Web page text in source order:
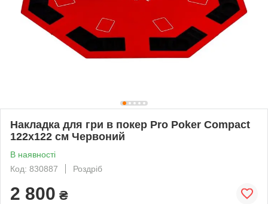
Накладка для гри в покер Pro Poker Compact
122x122 см Червоний
В наявності
Код: 830887
Роздріб
2 800 ₴